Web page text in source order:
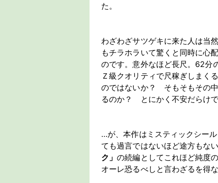
た。
わざわざサツゲキに来た人は当
もチラホラいて驚くと同時に心
のです。意外なほど長尺。62分
Ｚ級クオリティで尺稼ぎしまく
のではないか？ そもそもその
るのか？ とにかく不安だらけ
…が、本作はミスティックシー
ても過言ではないほど途方もな
ク」の続編としてこれほど純度
オーレ恐るべしと言わざるを得